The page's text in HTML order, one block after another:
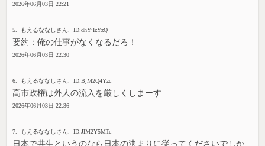
2026年06月03日 22:21
5. もえるななしさん. ID:dhYjIzYzQ
要約：俺の仕事がなくなるだろ！
2026年06月03日 22:30
6. もえるななしさん. ID:BjM2Q4Yzc
高市政権は外人の流入を厳しくしまーす
2026年06月03日 22:36
7. もえるななしさん. ID:JlM2Y5MTc
日本で共生というのなら日本の決まりに従ってくださいでしか